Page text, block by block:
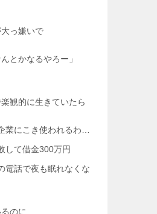
っ嫌いで
とかなるやろー」
観的に生きていたら
業にこき使われるわ…
して借金300万円
電話で夜も眠れなくな
のに